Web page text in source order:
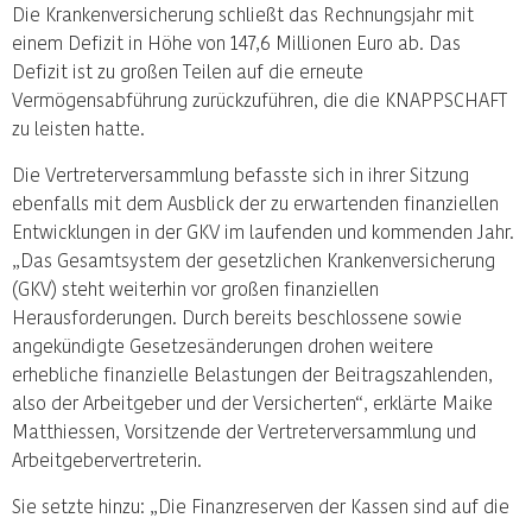
Die Krankenversicherung schließt das Rechnungsjahr mit
einem Defizit in Höhe von 147,6 Millionen Euro ab. Das
Defizit ist zu großen Teilen auf die erneute
Vermögensabführung zurückzuführen, die die KNAPPSCHAFT
zu leisten hatte.
Die Vertreterversammlung befasste sich in ihrer Sitzung
ebenfalls mit dem Ausblick der zu erwartenden finanziellen
Entwicklungen in der GKV im laufenden und kommenden Jahr.
„Das Gesamtsystem der gesetzlichen Krankenversicherung
(GKV) steht weiterhin vor großen finanziellen
Herausforderungen. Durch bereits beschlossene sowie
angekündigte Gesetzesänderungen drohen weitere
erhebliche finanzielle Belastungen der Beitragszahlenden,
also der Arbeitgeber und der Versicherten“, erklärte Maike
Matthiessen, Vorsitzende der Vertreterversammlung und
Arbeitgebervertreterin.
Sie setzte hinzu: „Die Finanzreserven der Kassen sind auf die